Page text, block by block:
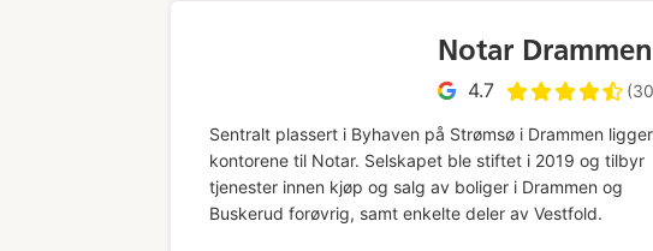
Notar Drammen
4.7
Sentralt plassert i Byhaven på Strømsø i Drammen ligger
kontorene til Notar. Selskapet ble stiftet i 2019 og tilbyr
tjenester innen kjøp og salg av boliger i Drammen og
Buskerud forøvrig, samt enkelte deler av Vestfold.